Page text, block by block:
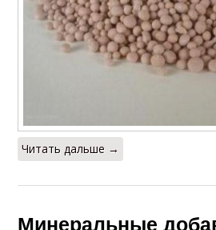
Читать дальше →
Минеральные